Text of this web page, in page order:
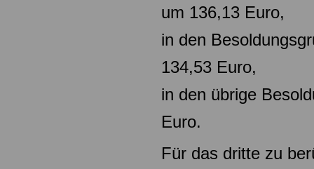
um 136,13 Euro,
in den
134,53 Euro,
in den übrige
Euro.
Für das dritte zu